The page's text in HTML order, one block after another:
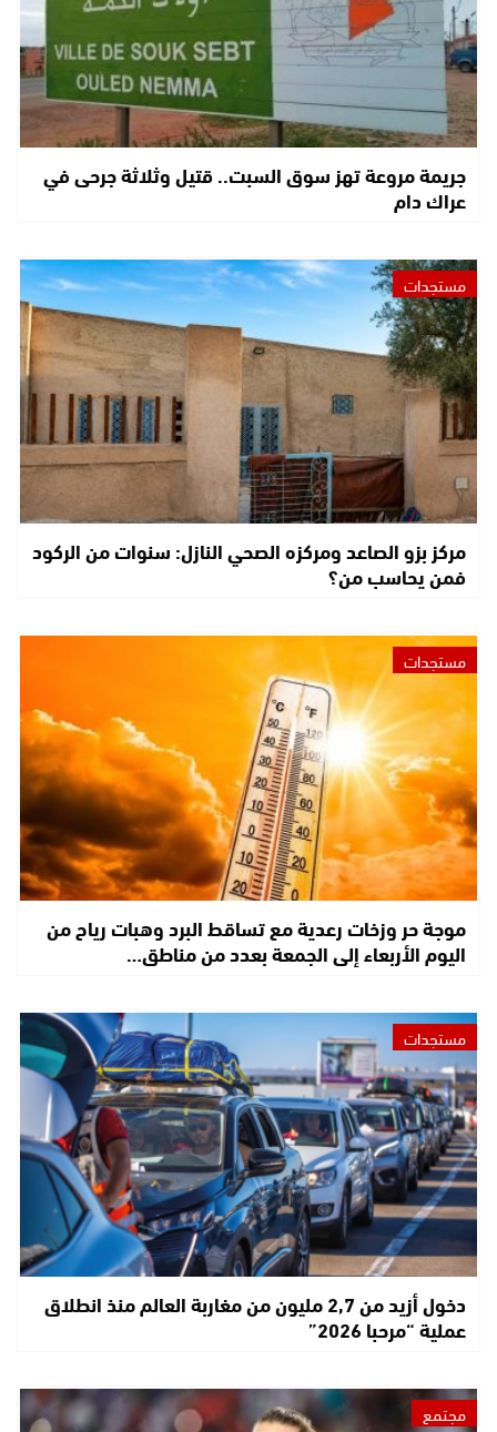
جريمة مروعة تهز سوق السبت.. قتيل وثلاثة جرحى في
عراك دام
مستجدات
مركز بزو الصاعد ومركزه الصحي النازل: سنوات من الركود
فمن يحاسب من؟
مستجدات
موجة حر وزخات رعدية مع تساقط البرد وهبات رياح من
اليوم الأربعاء إلى الجمعة بعدد من مناطق…
مستجدات
دخول أزيد من 2,7 مليون من مغاربة العالم منذ انطلاق
عملية “مرحبا 2026”
مجتمع